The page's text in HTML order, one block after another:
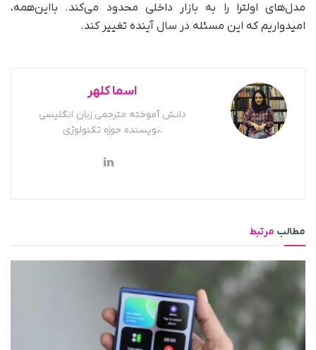
مدل‌های اولترا را به بازار داخلی محدود می‌کند. بااین‌همه،
امیدواریم که این مسئله در سال آینده تغییر کند.
اسما کلهر
دانش آموخته مترجمی زبان انگلیسی
،نویسنده حوزه تکنولوژی
مطالب مرتبط